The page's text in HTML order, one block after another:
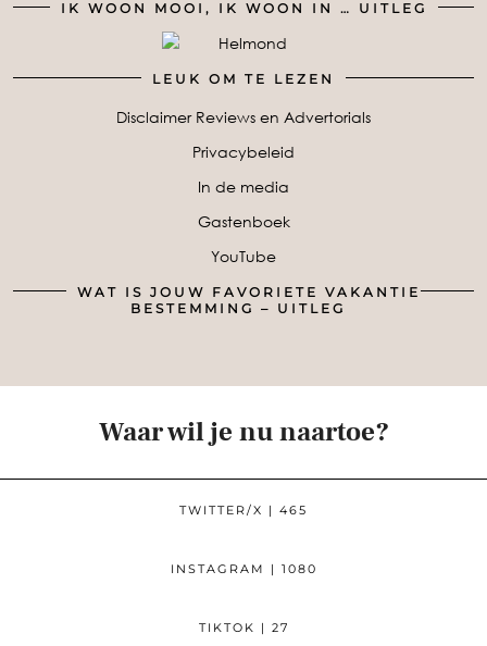
IK WOON MOOI, IK WOON IN … UITLEG
LEUK OM TE LEZEN
Disclaimer Reviews en Advertorials
Privacybeleid
In de media
Gastenboek
YouTube
WAT IS JOUW FAVORIETE VAKANTIE
BESTEMMING – UITLEG
Waar wil je nu naartoe?
TWITTER/X | 465
INSTAGRAM | 1080
TIKTOK | 27